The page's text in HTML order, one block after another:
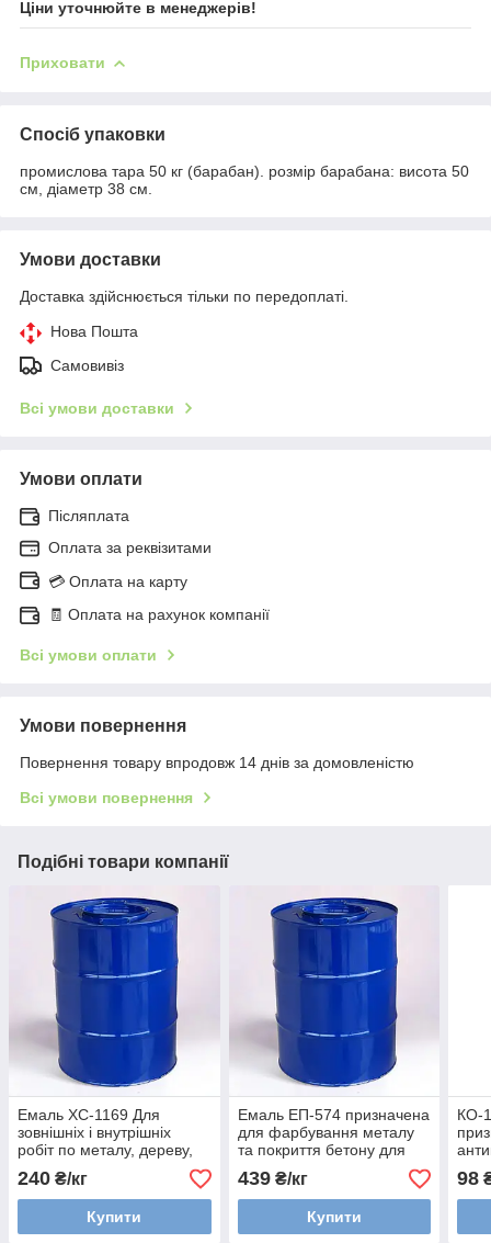
Ціни уточнюйте в менеджерів!
Приховати
Спосіб упаковки
промислова тара 50 кг (барабан). розмір барабана: висота 50
см, діаметр 38 см.
Умови доставки
Доставка здійснюється тільки по передоплаті.
Нова Пошта
Самовивіз
Всі умови доставки
Умови оплати
Післяплата
Оплата за реквізитами
💳 Оплата на карту
🧾 Оплата на рахунок компанії
Всі умови оплати
Умови повернення
Повернення товару впродовж 14 днів за домовленістю
Всі умови повернення
Подібні товари компанії
Емаль ХС-1169 Для
зовнішніх і внутрішніх
робіт по металу, дереву,
цеглі та бетону
240 ₴/кг
Купити
Емаль ЕП-574 призначена
для фарбування металу
та покриття бетону для
захисту від корозії
комплект 20 кг + 5 кг
439₴/кг
Купити
КО-
98